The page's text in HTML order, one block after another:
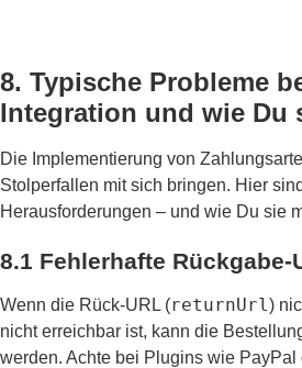
8. Typische Probleme
Integration und wie Du
Die Implementierung von
Stolperfallen mit sich bringen. Hier
Herausforderungen – und wie Du sie
8.1 Fehlerhafte Rückgabe-
Wenn die Rück-URL (returnUrl)
nicht erreichbar ist, kann die
werden. Achte bei Plugins wie PayPal